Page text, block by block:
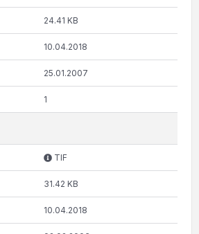
24.41 KB
10.04.2018
25.01.2007
1
TIF
31.42 KB
10.04.2018